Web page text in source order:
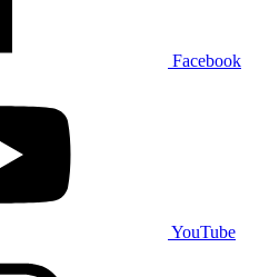
Facebook
YouTube